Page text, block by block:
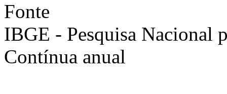
Fonte
IBGE - Pesquisa Nacional
Contínua anual